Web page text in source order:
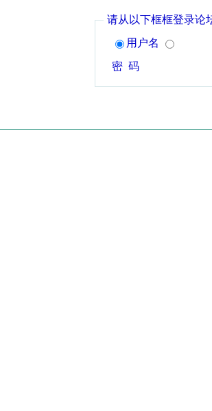
请从以下框框登录论
用户名
密 码